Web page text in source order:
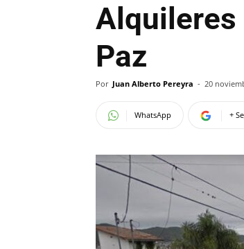
Alquileres
Paz
Por Juan Alberto Pereyra - 20
WhatsApp +